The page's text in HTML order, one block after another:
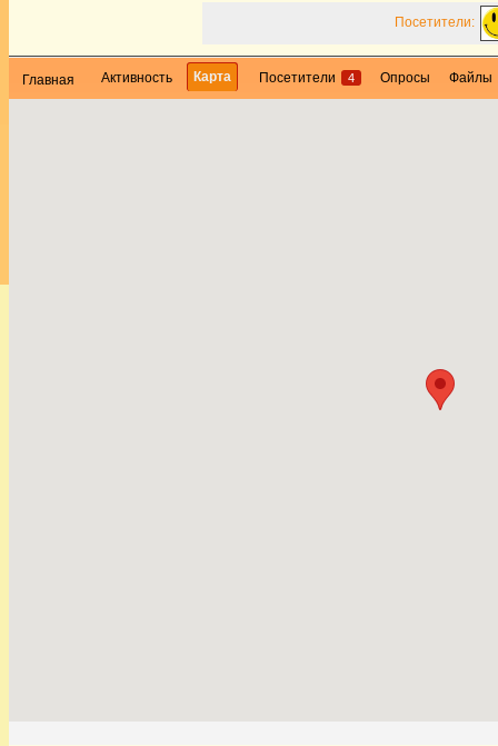
Посетители:
Главная Активность Карта Посетители 4 Опросы Файлы